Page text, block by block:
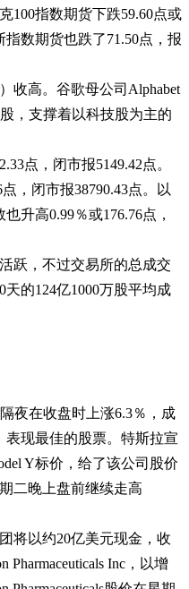
100指数期货下跌59.60点或
指数期货也跌了71.50点，报
收高。谷歌母公司Alphabet
，支撑着以科技股为主的
点，闭市报5149.42点。
，闭市报38790.43点。以
升高0.99％或176.76点，
跃，不过交易所的总成交
天的124亿1000万股平均成
夜在收盘时上涨6.3％，成
表现最佳的股票。特斯拉宣
Y标价，给了该公司股价
二晚上盘前继续走高
将以约20亿美元现金，收
Inc，以增